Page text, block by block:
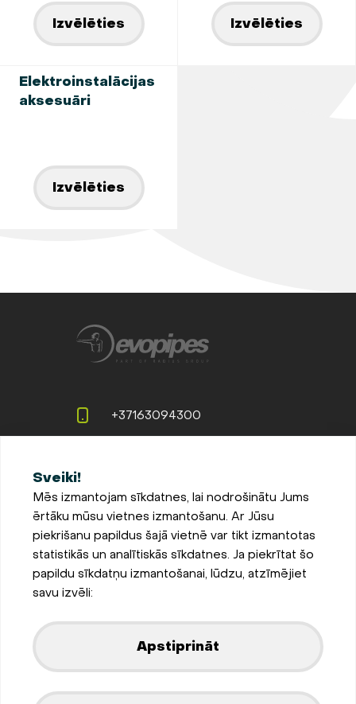
Izvēlēties Izvēlēties
Elektroinstalācijas
aksesuāri
Izvēlēties
Sveiki!
Mēs izmantojam sīkdatnes, lai nodrošinātu Jums
ērtāku mūsu vietnes izmantošanu. Ar Jūsu
piekrišanu papildus šajā vietnē var tikt izmantotas
statistikās un analītiskās sīkdatnes. Ja piekrītat šo
papildu sīkdatņu izmantošanai, lūdzu, atzīmējiet
savu izvēli:
Apstiprināt
+37163094300
LV-3002, Latvija
Pieteikties jaunumiem
Sīkdatņu iestatījumi
Privātuma un sīkdatņu